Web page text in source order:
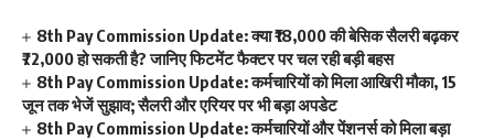
8th Pay Commission Update: क्या ₹18,000 की बेसिक सैलरी बढ़कर
₹72,000 हो सकती है? जानिए फिटमेंट फैक्टर पर चल रही बड़ी बहस
8th Pay Commission Update: कर्मचारियों को मिला आखिरी मौका, 15
जून तक भेजें सुझाव; सैलरी और एरियर पर भी बड़ा अपडेट
8th Pay Commission Update: कर्मचारियों और पेंशनर्स को मिला बड़ा